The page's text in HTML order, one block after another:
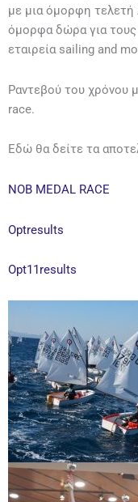
με μια όμορφη τελετή
όμορφα δώρα για
εταιρεία sailing and
Ραντεβού του χρόνου
race.
Εδώ θα δείτε τα
NOB MEDAL RACE
Optresults
Opt11results